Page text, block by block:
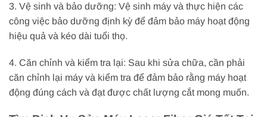
3. Vệ sinh và bảo dưỡng: Vệ sinh máy và thực hiện các
công việc bảo dưỡng định kỳ để đảm bảo máy hoạt động
hiệu quả và kéo dài tuổi thọ.
4. Căn chỉnh và kiểm tra lại: Sau khi sửa chữa, cần phải
căn chỉnh lại máy và kiểm tra để đảm bảo rằng máy hoạt
động đúng cách và đạt được chất lượng cắt mong muốn.